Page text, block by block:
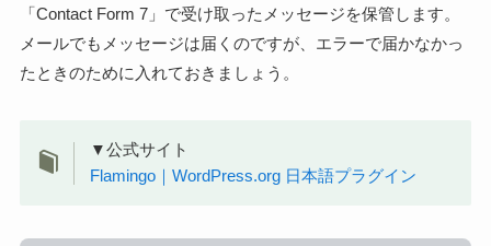
「Contact Form 7」で受け取ったメッセージを保管します。
メールでもメッセージは届くのですが、エラーで届かなかっ
たときのために入れておきましょう。
▼公式サイト
Flamingo｜WordPress.org 日本語プラグイン